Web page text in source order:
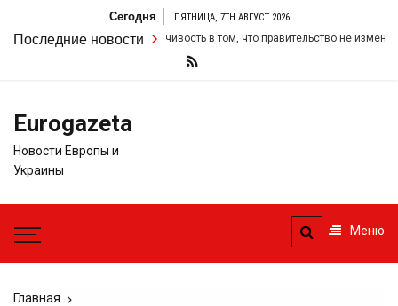
содержимому
Сегодня ПЯТНИЦА, 7TH АВГУСТ 2026
Последние новости
удвоил свою настойчивость в том, что правительство не изменит
Eurogazeta
Новости Европы и
Украины
Меню
Главная